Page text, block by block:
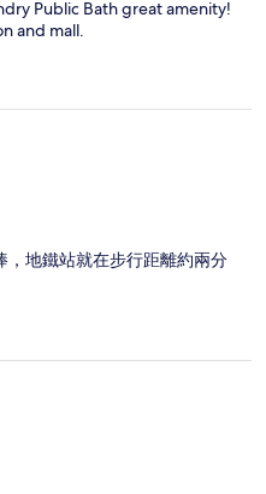
Public Bath great amenity!
and mall.
地鐵站就在步行距離約兩分